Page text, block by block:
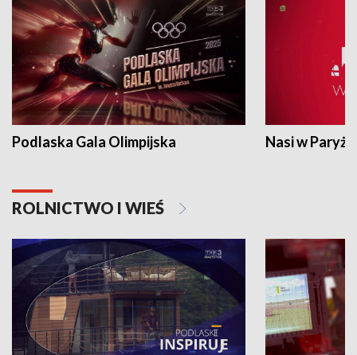
Podlaska Gala Olimpijska Nasi w Paryżu
ROLNICTWO I WIEŚ